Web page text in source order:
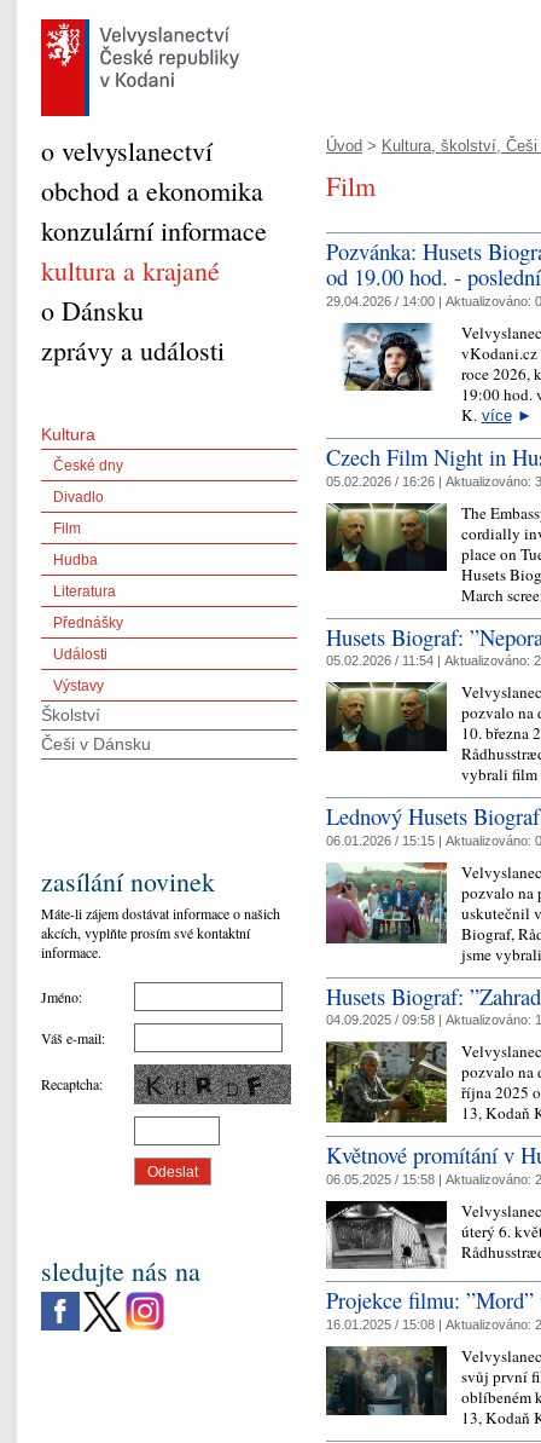
Úvod > Kultura, školství,
Film
Pozvánka: Husets
od 19.00 hod. -
29.04.2026 / 14:00 | Aktualizováno:
vKodani.cz
roce 2026,
19:00 hod.
K. více►
Czech Film Night in
05.02.2026 / 16:26 | Aktualizováno:
The
cordially
place on
Husets
March
Husets Biograf:
05.02.2026 / 11:54 | Aktualizováno:
pozvalo na
10. března
vybrali
Lednový Husets
06.01.2026 / 15:15 | Aktualizováno:
pozvalo na
uskutečnil
Biograf,
jsme
Husets Biograf:
04.09.2025 / 09:58 | Aktualizováno:
pozvalo na
října 2025
13, Kodaň
Květnové promítání v
06.05.2025 / 15:58 | Aktualizováno:
úterý 6.
Projekce filmu:
16.01.2025 / 15:08 | Aktualizováno:
svůj první
oblíbeném
13, Kodaň
o velvyslanectví
obchod a ekonomika
konzulární informace
kultura a krajané
o Dánsku
zprávy a události
Kultura
České dny
Divadlo
Film
Hudba
Literatura
Přednášky
Události
Výstavy
Školství
Češi v Dánsku
zasílání novinek
Máte-li zájem dostávat informace o našich
akcích, vyplňte prosím své kontaktní
informace.
Jméno:
Váš e-mail:
Recaptcha:
sledujte nás na